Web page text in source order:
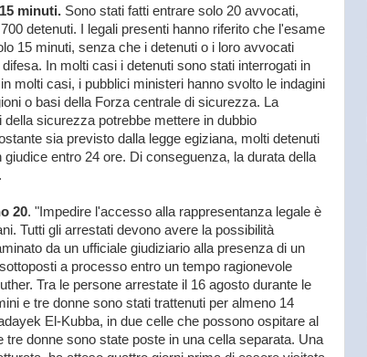
minuti. Sono stati fatti entrare solo 20 avvocati,
detenuti. I legali presenti hanno riferito che l'esame
15 minuti, senza che i detenuti o i loro avvocati
In molti casi i detenuti sono stati interrogati in
molti casi, i pubblici ministeri hanno svolto le indagini
o basi della Forza centrale di sicurezza. La
sicurezza potrebbe mettere in dubbio
sia previsto dalla legge egiziana, molti detenuti
entro 24 ore. Di conseguenza, la durata della
20. "Impedire l'accesso alla rappresentanza legale è
Tutti gli arrestati devono avere la possibilità
da un ufficiale giudiziario alla presenza di un
a processo entro un tempo ragionevole
Tra le persone arrestate il 16 agosto durante le
e tre donne sono stati trattenuti per almeno 14
El-Kubba, in due celle che possono ospitare al
donne sono state poste in una cella separata. Una